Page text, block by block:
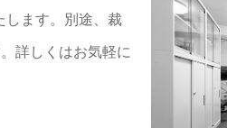
します。別途、裁
詳しくはお気軽に